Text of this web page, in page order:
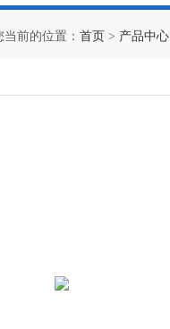
当前的位置： 首页 > 产品中心